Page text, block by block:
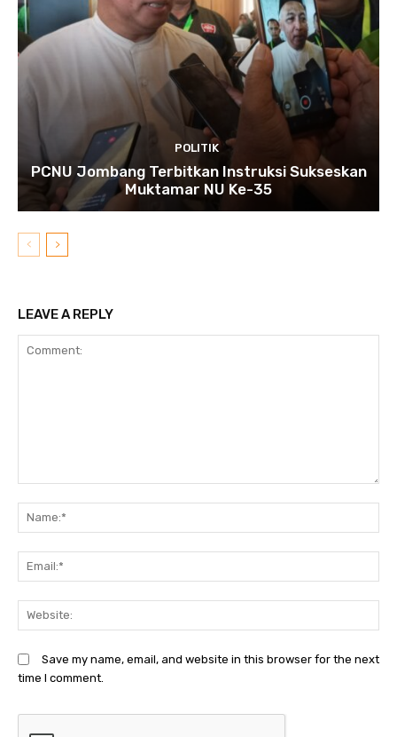
POLITIK
PCNU Jombang Terbitkan Instruksi Sukseskan
Muktamar NU Ke-35
LEAVE A REPLY
Save my name, email, and website in this browser for the next
time I comment.